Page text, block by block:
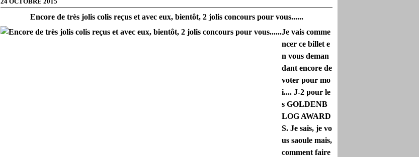
Encore de très jolis colis reçus et avec eux, bientôt, 2 jolis concours pour vous......
Je vais comme
ncer ce billet e
n vous deman
dant encore de
voter pour mo
i.... J-2 pour le
s GOLDENB
LOG AWARD
S. Je sais, je vo
us saoule mais,
comment faire